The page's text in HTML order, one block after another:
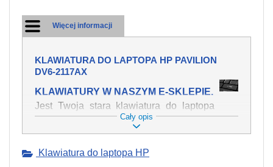
Więcej informacji
KLAWIATURA DO LAPTOPA HP PAVILION
DV6-2117AX
KLAWIATURY W NASZYM E-SKLEPIE.
Jest Twoja stara klawiatura do laptopa
HP Pavilion dv6-2117ax mechanicznie
uszkodzona, polałeś ją płynem, który
swojej pozycji? Kup nową klawiaturę,
Cały opis
Klawiatura do laptopa HP